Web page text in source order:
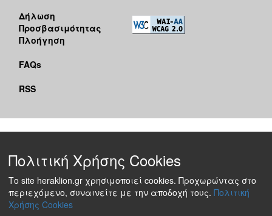
Δήλωση
Προσβασιμότητας
Πλοήγηση
FAQs
RSS
Πολιτική Χρήσης Cookies
Το site heraklion.gr χρησιμοποιεί cookies. Προχωρώντας στο
περιεχόμενο, συναινείτε με την αποδοχή τους. Πολιτική
Χρήσης Cookies